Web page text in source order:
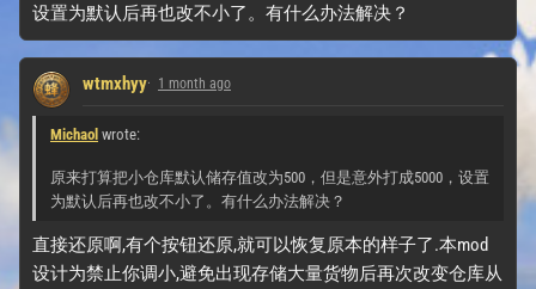
设置为默认后再也改不小了。有什么办法解决？
wtmxhyy 1 month ago
Michaol wrote:
原来打算把小仓库默认储存值改为500，但是意外打成5000，设置
为默认后再也改不小了。有什么办法解决？
直接还原啊,有个按钮还原,就可以恢复原本的样子了.本mod
设计为禁止你调小,避免出现存储大量货物后再次改变仓库从